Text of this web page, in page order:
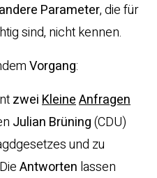
andere Parameter, die für
sind, nicht kennen.
Vorgang:
zweiKleineAnfragen
Julian Brüning(CDU)
und zu
Antworten lassen